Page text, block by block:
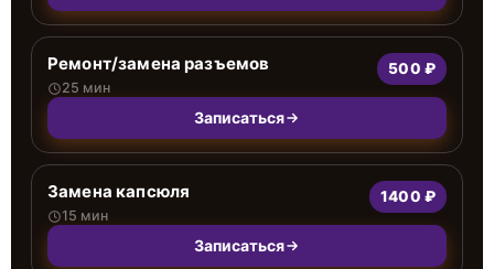
Ремонт/замена разъемов
25 мин
500 ₽
Записаться
Замена капсюля
15 мин
1400 ₽
Записаться